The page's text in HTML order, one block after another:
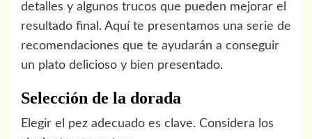
detalles y algunos trucos que pueden mejorar el
resultado final. Aquí te presentamos una serie de
recomendaciones que te ayudarán a conseguir
un plato delicioso y bien presentado.
Selección de la dorada
Elegir el pez adecuado es clave. Considera los